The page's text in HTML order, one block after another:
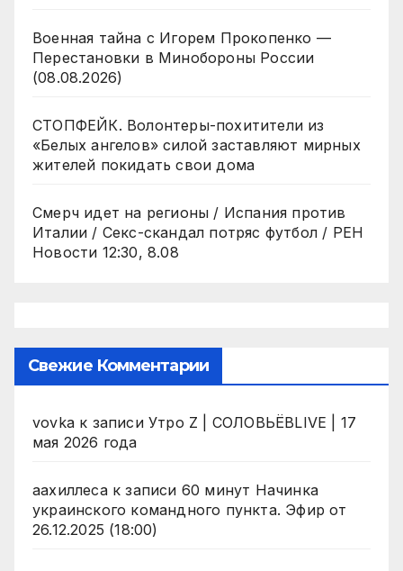
Военная тайна с Игорем Прокопенко —
Перестановки в Минобороны России
(08.08.2026)
СТОПФЕЙК. Волонтеры-похитители из
«Белых ангелов» силой заставляют мирных
жителей покидать свои дома
Смерч идет на регионы / Испания против
Италии / Секс-скандал потряс футбол / РЕН
Новости 12:30, 8.08
Свежие Комментарии
vovka к записи Утро Z | СОЛОВЬЁВLIVE | 17
мая 2026 года
аахиллесак записи 60 минут Начинка
украинского командного пункта. Эфир от
26.12.2025 (18:00)